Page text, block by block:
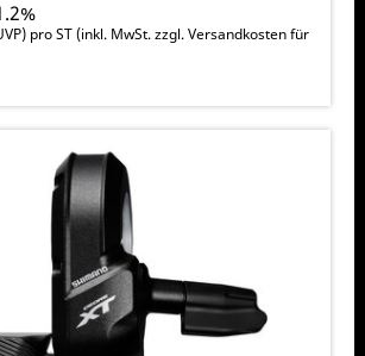
) pro ST (inkl. MwSt. zzgl.Versandkosten für